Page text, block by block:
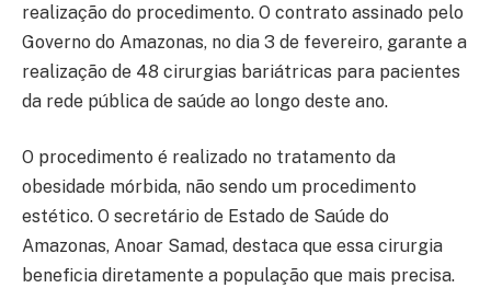
realização do procedimento. O contrato assinado pelo
Governo do Amazonas, no dia 3 de fevereiro, garante a
realização de 48 cirurgias bariátricas para pacientes
da rede pública de saúde ao longo deste ano.
O procedimento é realizado no tratamento da
obesidade mórbida, não sendo um procedimento
estético. O secretário de Estado de Saúde do
Amazonas, Anoar Samad, destaca que essa cirurgia
beneficia diretamente a população que mais precisa.